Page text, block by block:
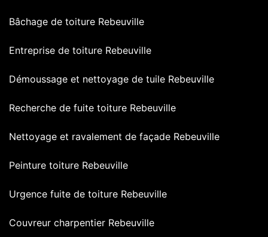
Bâchage de toiture Rebeuville
Entreprise de toiture Rebeuville
Démoussage et nettoyage de tuile Rebeuville
Recherche de fuite toiture Rebeuville
Nettoyage et ravalement de façade Rebeuville
Peinture toiture Rebeuville
Urgence fuite de toiture Rebeuville
Couvreur charpentier Rebeuville